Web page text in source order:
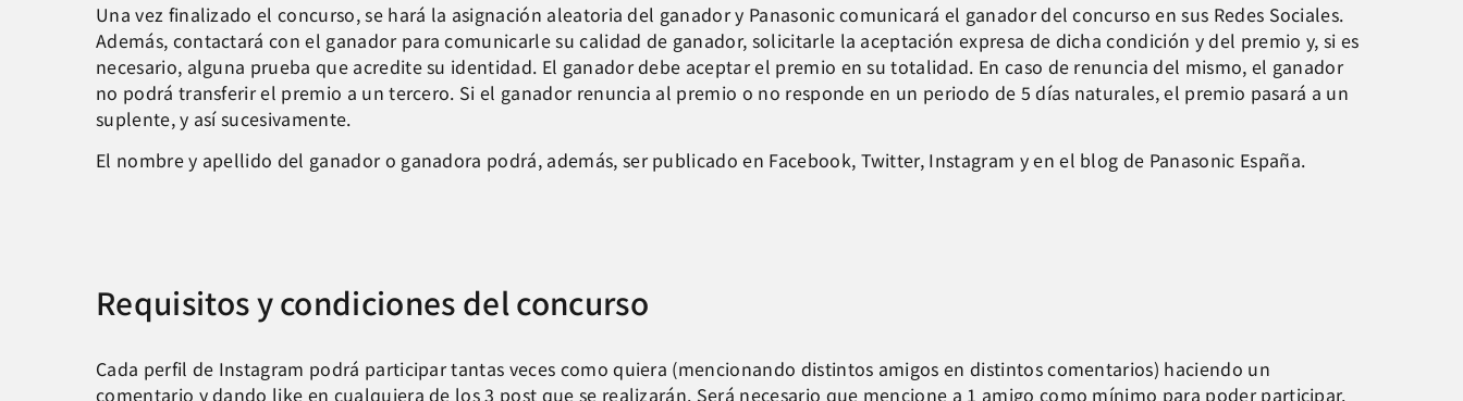
Una vez finalizado el concurso, se hará la asignación aleatoria del ganador y Panasonic comunicará el ganador del concurso en sus Redes Sociales.
Además, contactará con el ganador para comunicarle su calidad de ganador, solicitarle la aceptación expresa de dicha condición y del premio y, si es
necesario, alguna prueba que acredite su identidad. El ganador debe aceptar el premio en su totalidad. En caso de renuncia del mismo, el ganador
no podrá transferir el premio a un tercero. Si el ganador renuncia al premio o no responde en un periodo de 5 días naturales, el premio pasará a un
suplente, y así sucesivamente.
El nombre y apellido del ganador o ganadora podrá, además, ser publicado en Facebook, Twitter, Instagram y en el blog de Panasonic España.
Requisitos y condiciones del concurso
Cada perfil de Instagram podrá participar tantas veces como quiera (mencionando distintos amigos en distintos comentarios) haciendo un
comentario y dando like en cualquiera de los 3 post que se realizarán. Será necesario que mencione a 1 amigo como mínimo para poder participar.